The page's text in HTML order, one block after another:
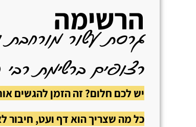
הרשימה
רצופים ברשימת
יש לכם חלום? זה הזמן להגשים
כל מה שצריך הוא דף ועט, חיבור